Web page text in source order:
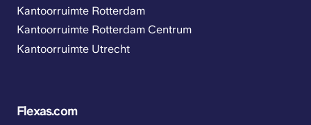
Kantoorruimte Rotterdam
Kantoorruimte Rotterdam Centrum
Kantoorruimte Utrecht
Flexas.com